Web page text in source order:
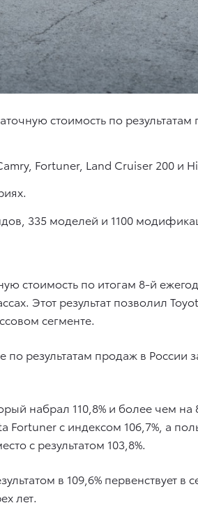
стоимость по
Fortuner, Land Cruiser 200 и
335 моделей и 1100
стоимость по итогам 8-й
Этот результат позволил
сегменте.
результатам продаж в России
набрал 110,8% и более чем
Fortuner с индексом 106,7%, а
с результатом 103,8%.
в 109,6% первенствует в
лет.